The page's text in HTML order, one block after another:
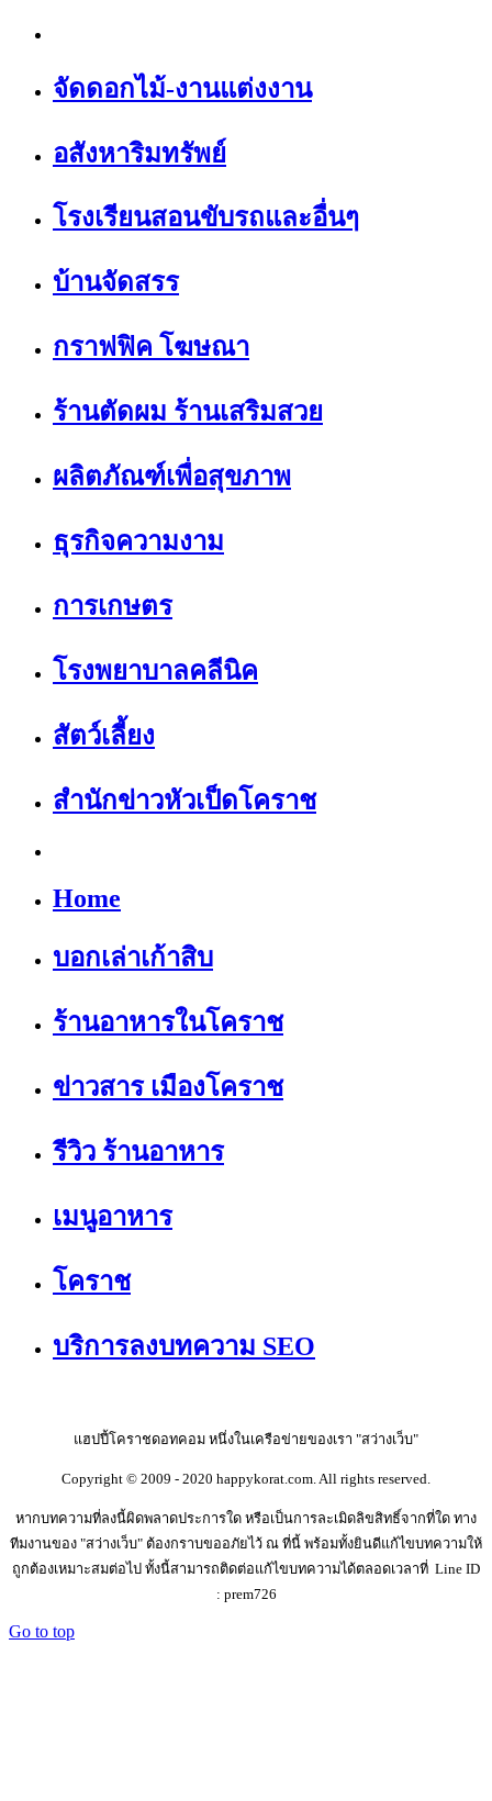
จัดดอกไม้-งานแต่งงาน
อสังหาริมทรัพย์
โรงเรียนสอนขับรถและอื่นๆ
บ้านจัดสรร
กราฟฟิค โฆษณา
ร้านตัดผม ร้านเสริมสวย
ผลิตภัณฑ์เพื่อสุขภาพ
ธุรกิจความงาม
การเกษตร
โรงพยาบาลคลีนิค
สัตว์เลี้ยง
สำนักข่าวหัวเป็ดโคราช
Home
บอกเล่าเก้าสิบ
ร้านอาหารในโคราช
ข่าวสาร เมืองโคราช
รีวิว ร้านอาหาร
เมนูอาหาร
โคราช
บริการลงบทความ SEO
แฮปปี้โคราชดอทคอม หนึ่งในเครือข่ายของเรา "สว่างเว็บ"
Copyright © 2009 - 2020 happykorat.com. All rights reserved.
หากบทความที่ลงนี้ผิดพลาดประการใด หรือเป็นการละเมิดลิขสิทธิ์จากที่ใด ทาง
ทีมงานของ "สว่างเว็บ" ต้องกราบขออภัยไว้ ณ ที่นี้ พร้อมทั้งยินดีแก้ไขบทความให้
ถูกต้องเหมาะสมต่อไป ทั้งนี้สามารถติดต่อแก้ไขบทความได้ตลอดเวลาที่ Line ID
: prem726
Go to top